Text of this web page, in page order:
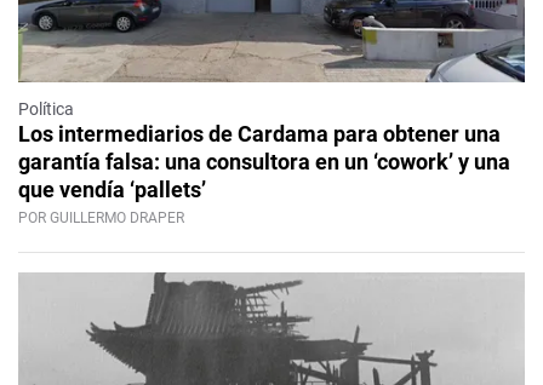
Política
Los intermediarios de Cardama para obtener una
garantía falsa: una consultora en un ‘cowork’ y una
que vendía ‘pallets’
POR GUILLERMO DRAPER